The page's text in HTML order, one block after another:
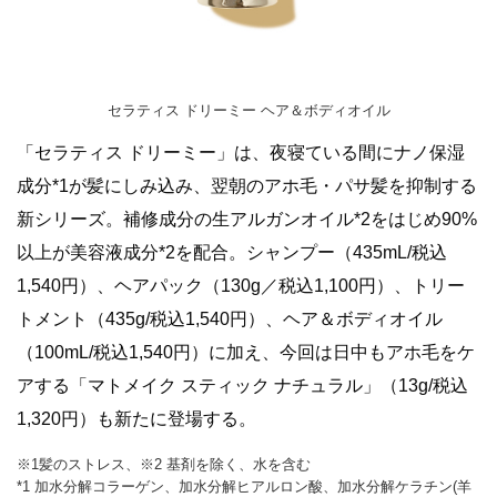
セラティス ドリーミー ヘア＆ボディオイル
「セラティス ドリーミー」は、夜寝ている間にナノ保湿
成分*1が髪にしみ込み、翌朝のアホ毛・パサ髪を抑制する
新シリーズ。補修成分の生アルガンオイル*2をはじめ90%
以上が美容液成分*2を配合。シャンプー（435mL/税込
1,540円）、ヘアパック（130g／税込1,100円）、トリー
トメント（435g/税込1,540円）、ヘア＆ボディオイル
（100mL/税込1,540円）に加え、今回は日中もアホ毛をケ
アする「マトメイク スティック ナチュラル」（13g/税込
1,320円）も新たに登場する。
※1髪のストレス、※2 基剤を除く、水を含む
*1 加水分解コラーゲン、加水分解ヒアルロン酸、加水分解ケラチン(羊